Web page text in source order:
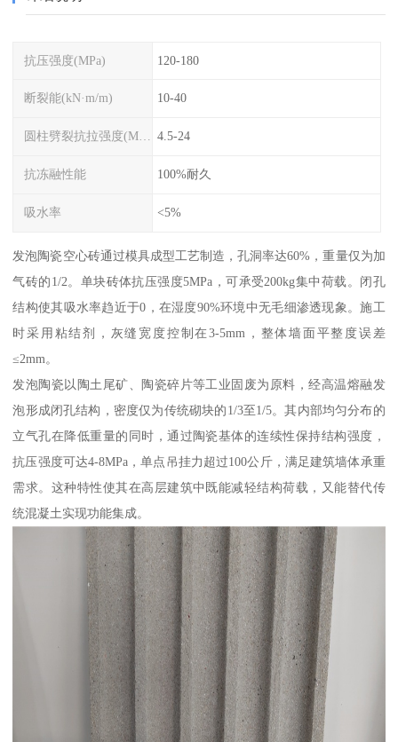
抗压强度(MPa) 120-180
断裂能(kN·m/m) 10-40
圆柱劈裂抗拉强度(MPa) 4.5-24
抗冻融性能 100%耐久
吸水率 <5%
发泡陶瓷空心砖通过模具成型工艺制造，孔洞率达60%，重量仅为加
气砖的1/2。单块砖体抗压强度5MPa，可承受200kg集中荷载。闭孔
结构使其吸水率趋近于0，在湿度90%环境中无毛细渗透现象。施工
时采用粘结剂，灰缝宽度控制在3-5mm，整体墙面平整度误差
≤2mm。
发泡陶瓷以陶土尾矿、陶瓷碎片等工业固废为原料，经高温熔融发
泡形成闭孔结构，密度仅为传统砌块的1/3至1/5。其内部均匀分布的
立气孔在降低重量的同时，通过陶瓷基体的连续性保持结构强度，
抗压强度可达4-8MPa，单点吊挂力超过100公斤，满足建筑墙体承重
需求。这种特性使其在高层建筑中既能减轻结构荷载，又能替代传
统混凝土实现功能集成。